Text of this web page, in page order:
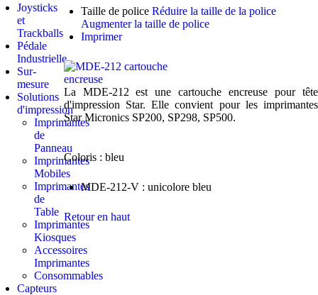
Joysticks
et
Trackballs
Pédale
Industrielle
Sur-
mesure
Solutions
d'impression
Imprimantes
de
Panneau
Imprimantes
Mobiles
Imprimantes
de
Table
Imprimantes
Kiosques
Accessoires
Imprimantes
Consommables
Capteurs
Taille de police Réduire la taille de la police
Augmenter la taille de police
Imprimer
La MDE-212 est une cartouche encreuse pour tête
d'impression Star. Elle convient pour les imprimantes
Star Micronics SP200, SP298, SP500.
Coloris : bleu
MDE-212-V : unicolore bleu
Retour en haut